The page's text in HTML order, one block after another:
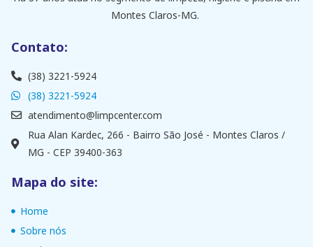
Montes Claros-MG.
Contato:
(38) 3221-5924
(38) 3221-5924
atendimento@limpcenter.com
Rua Alan Kardec, 266 - Bairro São José - Montes Claros /
MG - CEP 39400-363
Mapa do site:
Home
Sobre nós